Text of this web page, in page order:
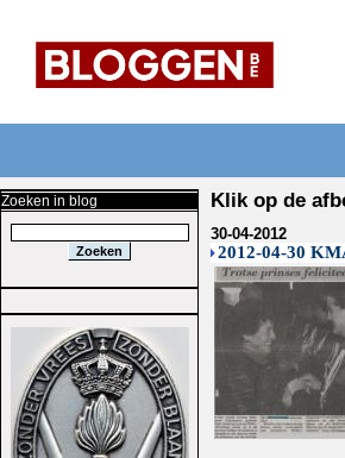
Zoeken in blog Klik op de
30-04-2012
2012-04-30